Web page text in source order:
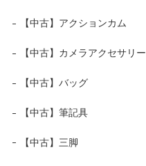
【中古】アクションカム
【中古】カメラアクセサリー
【中古】バッグ
【中古】筆記具
【中古】三脚